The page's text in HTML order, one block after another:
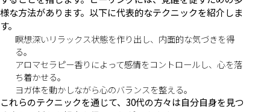
様な方法があります。以下に代表的なテクニックを紹介しま
す。
瞑想深いリラックス状態を作り出し、内面的な気づきを得
る。
アロマセラピー香りによって感情をコントロールし、心を落
ち着かせる。
ヨガ体を動かしながら心のバランスを整える。
これらのテクニックを通じて、30代の方々は自分自身を見つ